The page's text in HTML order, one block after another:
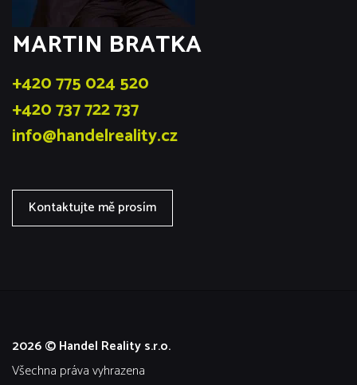
MARTIN BRATKA
+420 775 024 520
+420 737 722 737
info@handelreality.cz
Kontaktujte mě prosím
2026 © Handel Reality s.r.o.
všechna práva vyhrazena